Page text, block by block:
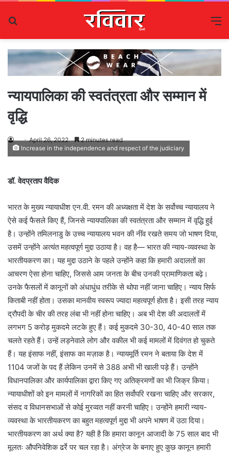
न्यायपालिका की स्वतंत्रता और सम्मान में
वृद्धि
April 26, 2022 2 minutes read
Increase in the independence and respect of the judiciary
डॉ. वेदप्रताप वैदिक
भारत के मुख्य न्यायाधीश एन.वी. रमन की अध्यक्षता में देश के सर्वोच्च न्यायालय ने
ऐसे कई फैसले किए हैं, जिनसे न्यायपालिका की स्वतंत्रता और सम्मान में वृद्धि हुई
है। उन्होंने तमिलनाडु के उच्च न्यायालय भवन की नींव रखते समय जो भाषण दिया,
उसमें उन्होंने अत्यंत महत्वपूर्ण मुद्दा उठाया है। वह है— भारत की न्याय-व्यवस्था के
भारतीयकरण का। यह मुद्दा उठाने के पहले उन्होंने कहा कि हमारी अदालतों का
आचरण ऐसा होना चाहिए, जिससे आम जनता के बीच उनकी प्रामाणिकता बढ़े।
उनके फैसलों में कानूनों को अंधाधुंध तरीके से थोपा नहीं जाना चाहिए। न्याय सिर्फ
किताबी नहीं होता। उसका मानवीय स्वरूप ज्यादा महत्वपूर्ण होता है। इसी तरह न्याय
द्रौपदी के चीर की तरह लंबा भी नहीं होना चाहिए। अब भी देश की अदालतों में
लगभग 5 करोड़ मुकदमे लटके हुए हैं। कई मुकदमे 30-30, 40-40 साल तक
चलते रहते हैं। उन्हें लड़नेवाले लोग और वकील भी कई मामलों में दिवंगत हो चुकते
हैं। यह इंसाफ नहीं, इंसाफ का मज़ाक है। न्यायमूर्ति रमन ने बताया कि देश में
1104 जजों के पद हैं लेकिन उनमें से 388 अभी भी खाली पड़े हैं। उन्होंने
विधानपालिका और कार्यपालिका द्वारा किए गए अतिक्रमणों का भी जिक्र किया।
न्यायाधीशों को इन मामलों में नागरिकों का हित सर्वोपरि रखना चाहिए और सरकार,
संसद व विधानसभाओं से कोई मुरव्वत नहीं करनी चाहिए। उन्होंने हमारी न्याय-
व्यवस्था के भारतीयकरण का बहुत महत्वपूर्ण मुद्दा भी अपने भाषण में उठा दिया।
भारतीयकरण का अर्थ क्या है? यही है कि हमारा कानून आजादी के 75 साल बाद भी
मूलतः औपनिवेशिक ढर्रे पर चल रहा है। अंग्रेज के बनाए हुए कुछ कानून हमारी